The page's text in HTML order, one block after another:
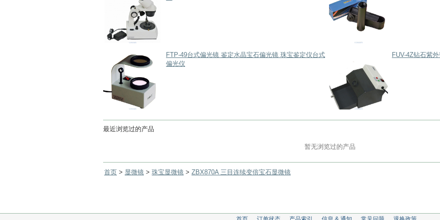
FTP-49台式偏光镜 鉴定水晶宝石偏光镜 珠宝鉴定仪台式
偏光仪
FUV-4Z钻石紫
最近浏览过的产品
暂无浏览过的产品
首页 > 显微镜 > 珠宝显微镜 > ZBX870A 三目连续变倍宝石显微镜